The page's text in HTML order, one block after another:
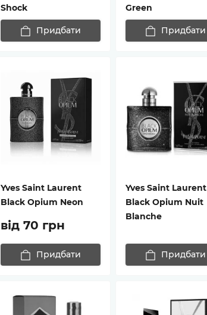
Shock
Придбати
Green
Придбати
Yves Saint Laurent
Black Opium Neon
від 70 грн
Придбати
Yves Saint Laurent
Black Opium Nuit
Blanche
Придбати